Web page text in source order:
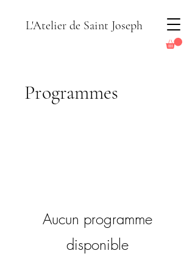
L'Atelier de Saint Joseph
Programmes
Aucun programme
disponible